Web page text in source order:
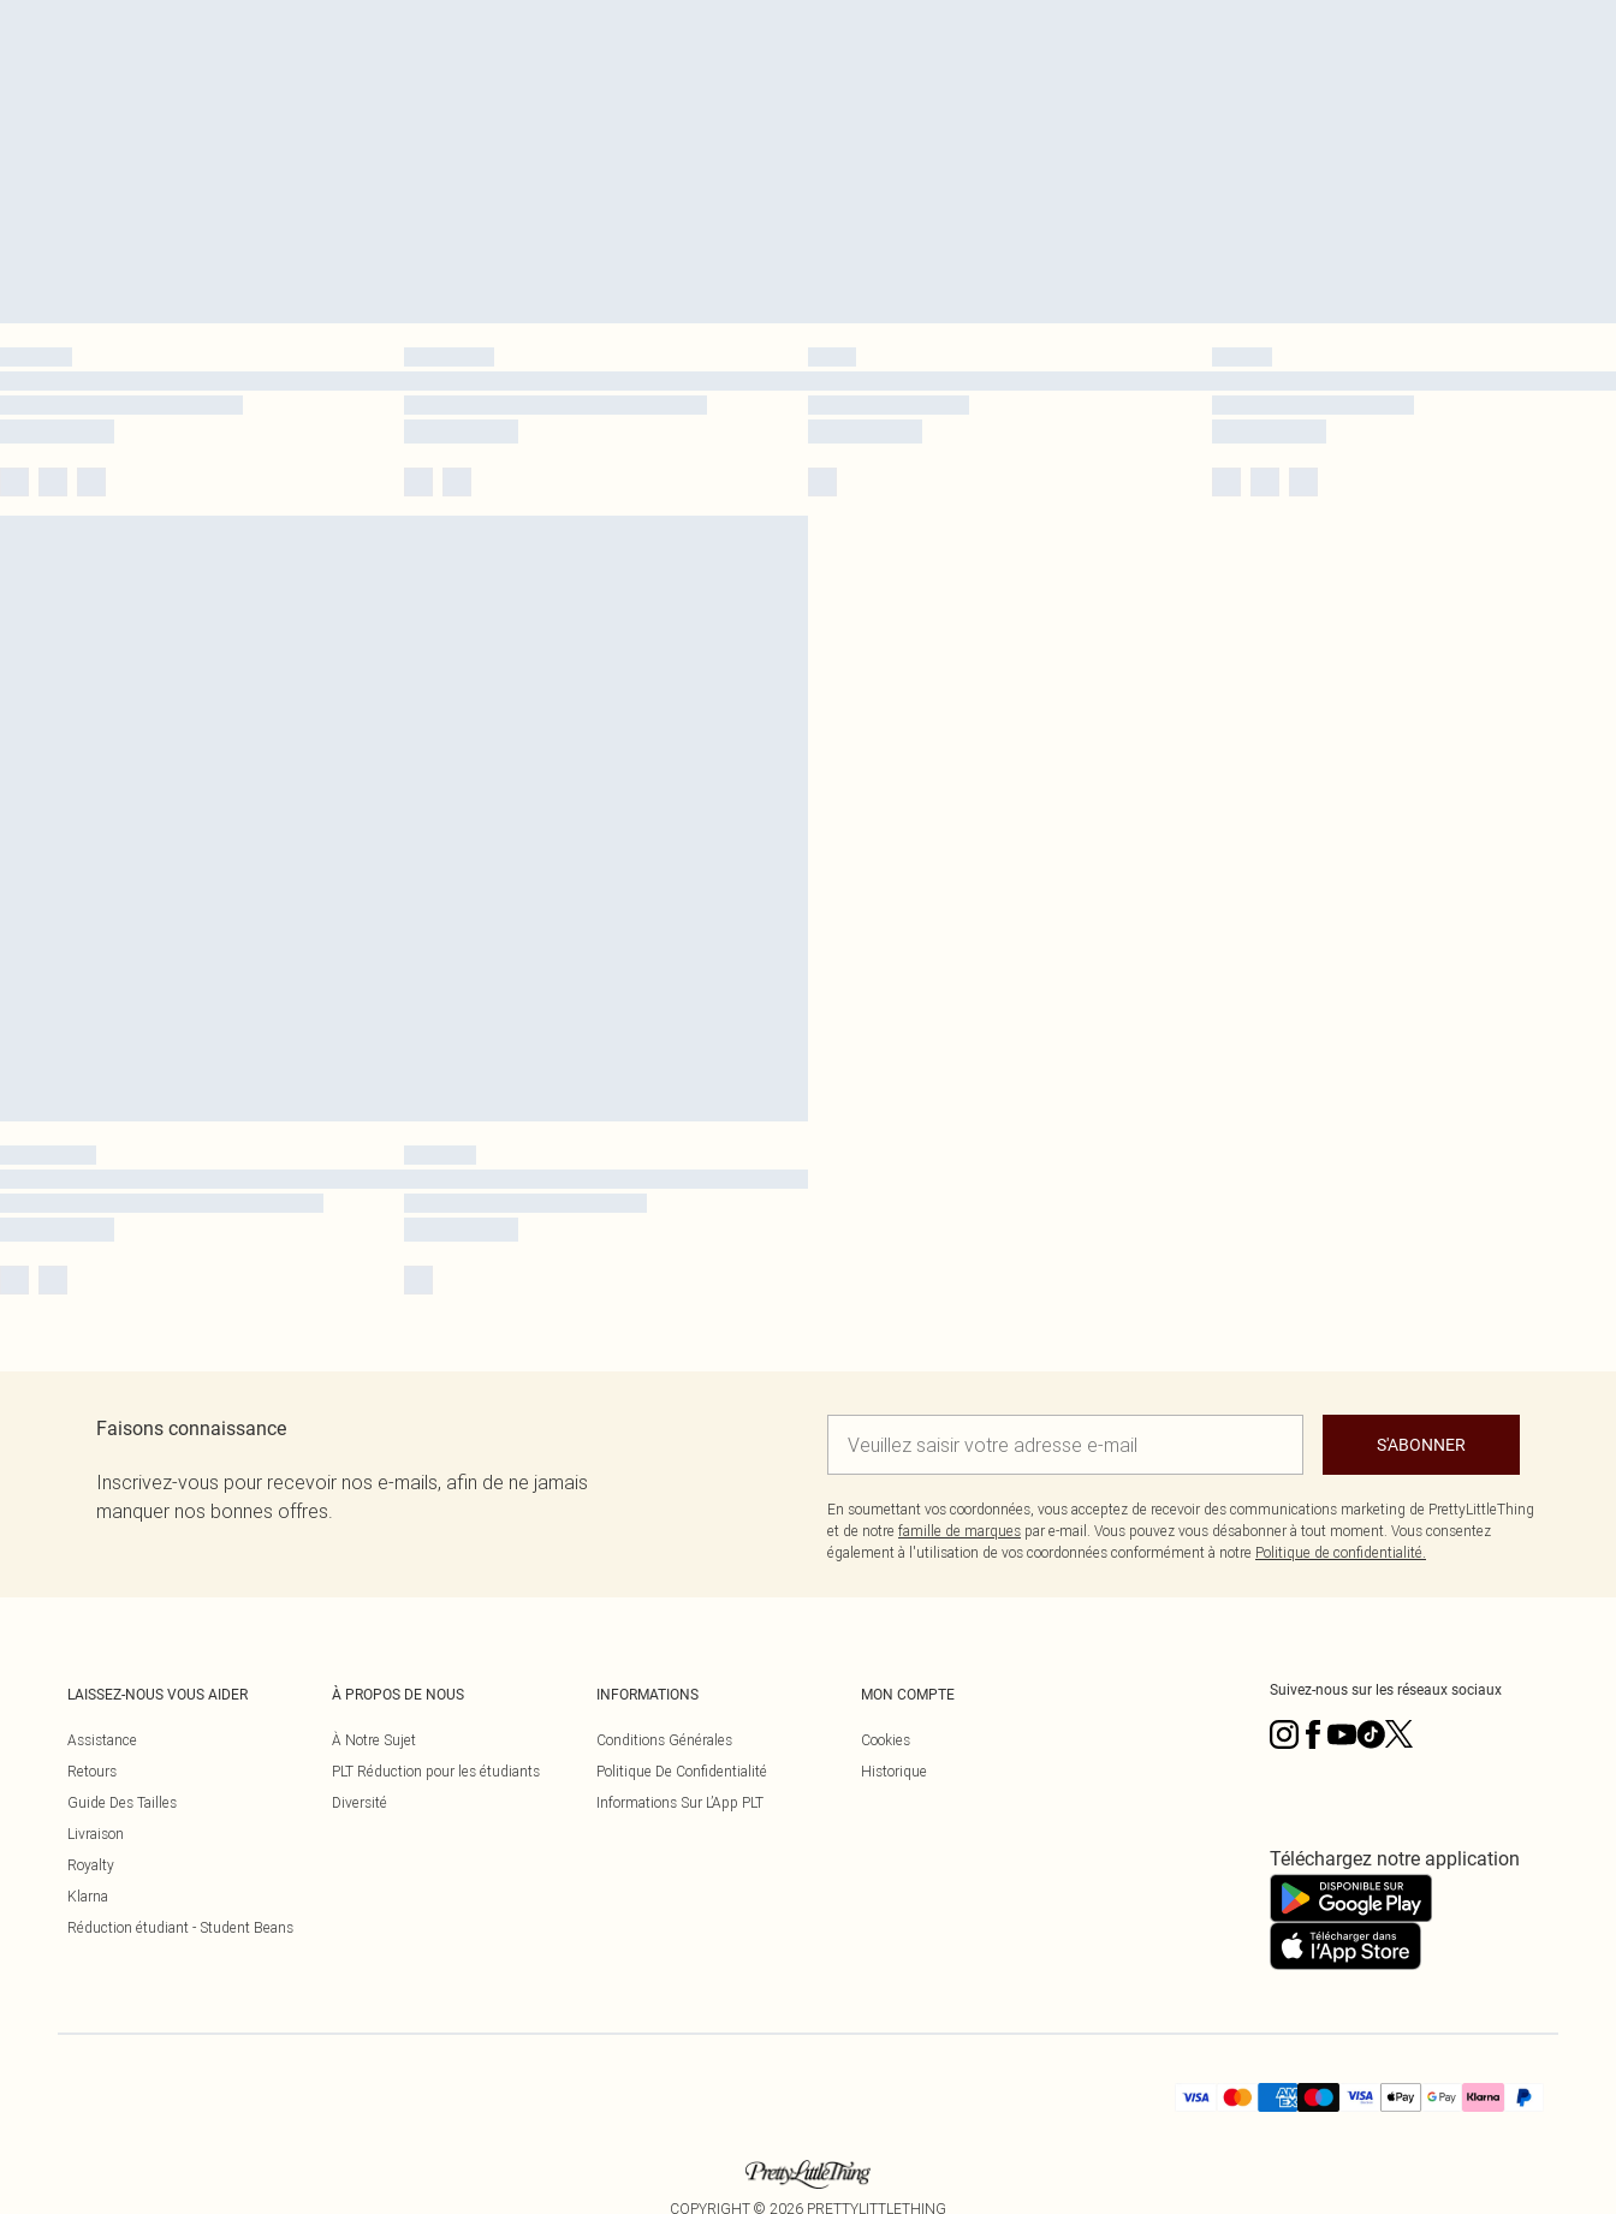
Faisons connaissance
Inscrivez-vous pour recevoir nos e-mails, afin de ne jamais
manquer nos bonnes offres.
S'ABONNER
En soumettant vos coordonnées, vous acceptez de recevoir des communications marketing de PrettyLittleThing
et de notre famille de marques par e-mail. Vous pouvez vous désabonner à tout moment. Vous consentez
également à l'utilisation de vos coordonnées conformément à notre Politique de confidentialité.
LAISSEZ-NOUS VOUS AIDER
Assistance
Retours
Guide Des Tailles
Livraison
Royalty
Klarna
Réduction étudiant - Student Beans
À PROPOS DE NOUS
À Notre Sujet
PLT Réduction pour les étudiants
Diversité
INFORMATIONS
Conditions Générales
Politique De Confidentialité
Informations Sur L’App PLT
MON COMPTE
Cookies
Historique
Suivez-nous sur les réseaux sociaux
Téléchargez notre application
COPYRIGHT © 2026 PRETTYLITTLETHING